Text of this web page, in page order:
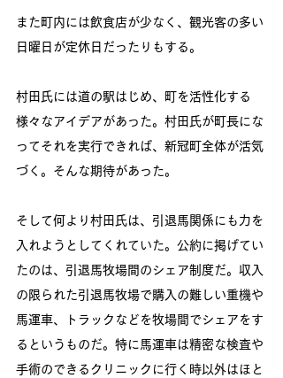
また町内には飲食店が少なく、観光客の多い
日曜日が定休日だったりもする。
村田氏には道の駅はじめ、町を活性化する
様々なアイデアがあった。村田氏が町長にな
ってそれを実行できれば、新冠町全体が活気
づく。そんな期待があった。
そして何より村田氏は、引退馬関係にも力を
入れようとしてくれていた。公約に掲げてい
たのは、引退馬牧場間のシェア制度だ。収入
の限られた引退馬牧場で購入の難しい重機や
馬運車、トラックなどを牧場間でシェアをす
るというものだ。特に馬運車は精密な検査や
手術のできるクリニックに行く時以外はほと